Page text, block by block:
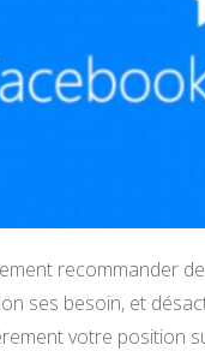
recommander
ses besoin, et
votre position